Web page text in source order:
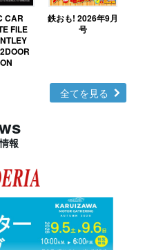
CAR
FILE
鉄おも! 2026年9月
号
全てを見る
報